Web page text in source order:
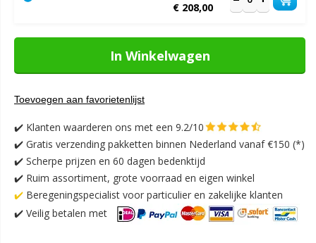
€ 208,00
In Winkelwagen
Toevoegen aan favorietenlijst
✔️ Klanten waarderen ons met een 9.2/10
✔️ Gratis verzending pakketten binnen Nederland vanaf €150 (*)
✔️ Scherpe prijzen en 60 dagen bedenktijd
✔️ Ruim assortiment, grote voorraad en eigen winkel
✔️ Beregeningspecialist voor particulier en zakelijke klanten
✔️ Veilig betalen met